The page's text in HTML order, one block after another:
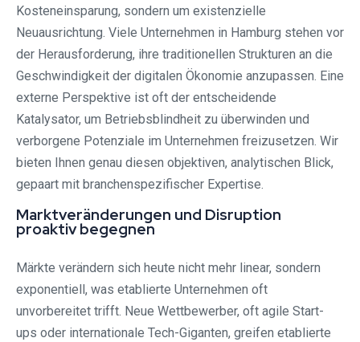
Kosteneinsparung, sondern um existenzielle
Neuausrichtung. Viele Unternehmen in Hamburg stehen vor
der Herausforderung, ihre traditionellen Strukturen an die
Geschwindigkeit der digitalen Ökonomie anzupassen. Eine
externe Perspektive ist oft der entscheidende
Katalysator, um Betriebsblindheit zu überwinden und
verborgene Potenziale im Unternehmen freizusetzen. Wir
bieten Ihnen genau diesen objektiven, analytischen Blick,
gepaart mit branchenspezifischer Expertise.
Marktveränderungen und Disruption
proaktiv begegnen
Märkte verändern sich heute nicht mehr linear, sondern
exponentiell, was etablierte Unternehmen oft
unvorbereitet trifft. Neue Wettbewerber, oft agile Start-
ups oder internationale Tech-Giganten, greifen etablierte